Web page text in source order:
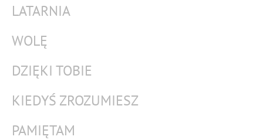
LATARNIA
WOLĘ
DZIĘKI TOBIE
KIEDYŚ ZROZUMIESZ
PAMIĘTAM